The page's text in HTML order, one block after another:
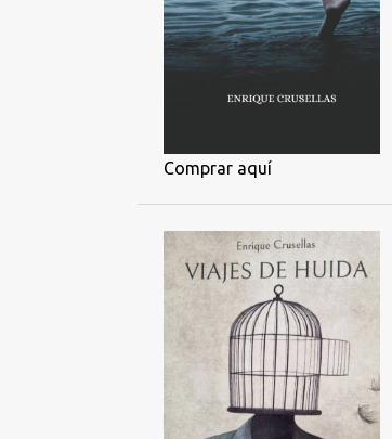
Comprar aquí